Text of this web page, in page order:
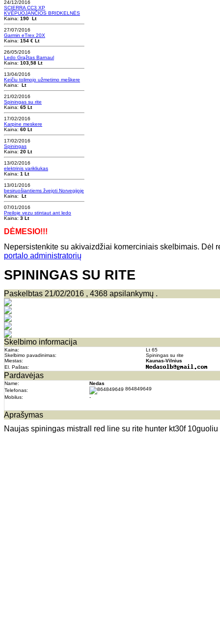
24/12/2016
SCIERRA CC3 XP
KVĖPUOJANČIOS BRIDKELNĖS
Kaina: 190 Lt
27/07/2016
Garmin eTrex 20X
Kaina: 154 € Lt
26/05/2016
Ledo Grąžtas Barnaul
Kaina: 103,58 Lt
13/04/2016
Keičiu tolimojo užmetimo meškere
Kaina:
Lt
21/02/2016
Spiningas su rite
Kaina: 65 Lt
17/02/2016
Karpine meskere
Kaina: 60 Lt
17/02/2016
Spiningas
Kaina: 20 Lt
13/02/2016
elektrinis varikliukas
Kaina: 1 Lt
13/01/2016
besiruošiantiems žvejoti Norvegijoje
Kaina:
Lt
07/01/2016
Preiloje vezu stintaut ant ledo
Kaina: 3 Lt
DĖMESIO!!!
Nepersistenkite su akivaizdžiai komerciniais skelbimais. Dėl
portalo administratorių
SPININGAS SU RITE
Paskelbtas 21/02/2016 , 4368 apsilankymų .
Skelbimo informacija
Kaina:
Lt 65
Skelbimo pavadinimas:
Spiningas su rite
Miestas:
Kaunas-Vilnius
El. Paštas:
Pardavėjas
Name:
Nedas
Telefonas:
864849649
Mobilus:
-
Aprašymas
Naujas spiningas mistrall red line su rite hunter kt30f 10guoliu